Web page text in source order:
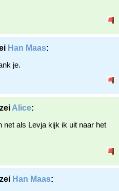
Han Maas:
je.
Alice:
net als Levja kijk ik uit naar het
Han Maas: